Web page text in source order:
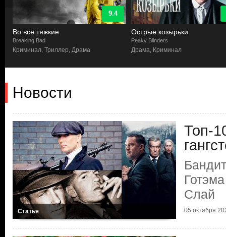
9.4
Во все тяжкие
Breaking Bad
Криминал, Триллер, Драма
Острые козырьки
Peaky Blinders
Драма, Криминал
Новости
Статья
Топ-
Слай
05 октября